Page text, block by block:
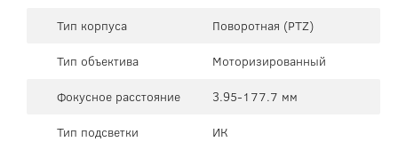
Тип корпуса
Поворотная (PTZ)
Тип объектива
Моторизированный
Фокусное расстояние
3.95-177.7 мм
Тип подсветки
ИК